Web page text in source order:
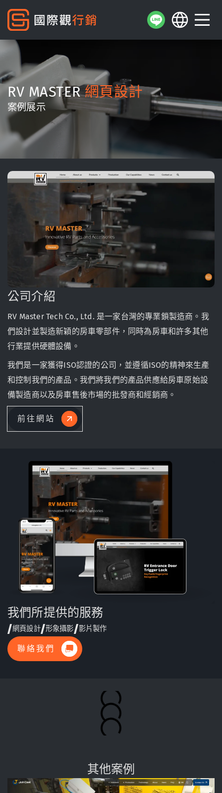
RV MASTER網頁設計
案例展示
公司介紹
RV Master Tech Co., Ltd. 是一家台灣的專業鎖製造商。我
們設計並製造新穎的房車零部件，同時為房車和許多其他
行業提供硬體設備。
我們是一家獲得ISO認證的公司，並遵循ISO的精神來生產
和控制我們的產品。我們將我們的產品供應給房車原始設
備製造商以及房車售後市場的批發商和經銷商。
前往網站
我們所提供的服務
網頁設計 形象攝影 影片製作
聯絡我們
其他案例